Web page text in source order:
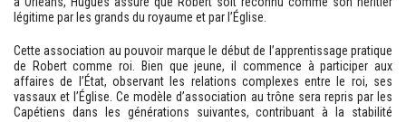
légitime par les grands du royaume et par l’Église.
Cette association au pouvoir marque le début de l’apprentissage pratique
de Robert comme roi. Bien que jeune, il commence à participer aux
affaires de l’État, observant les relations complexes entre le roi, ses
vassaux et l’Église. Ce modèle d’association au trône sera repris par les
Capétiens dans les générations suivantes, contribuant à la stabilité